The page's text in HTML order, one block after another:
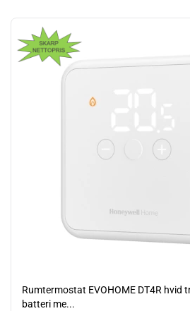
Rumtermostat EVOHOME DT4R hvid
batteri me...